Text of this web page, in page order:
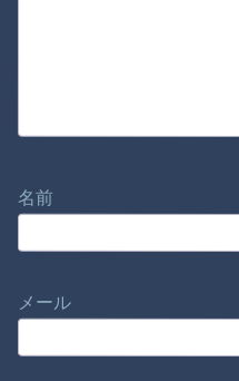
名前
メール